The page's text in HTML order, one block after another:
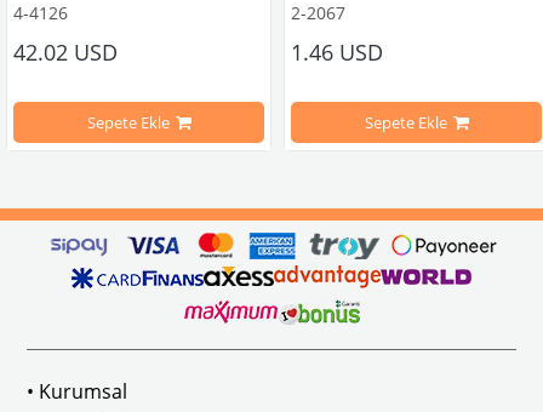
sürüş esnasında doğrudan gelen güneş ışığını keserek görüş
Ghia Modelleri İle Uyumludur
VWC Parça No: 4-4126
4-4126
42.02 USD
Sepete Ekle
1960-1967 Yılları Arasındaki T1
1968-1979 Yılları Arasındaki T2
2-2067
1.46 USD
Sepete Ekle
• Kurumsal